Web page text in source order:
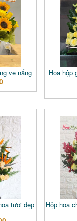
về nắng Hoa hộp
tươi đẹp Hộp hoa